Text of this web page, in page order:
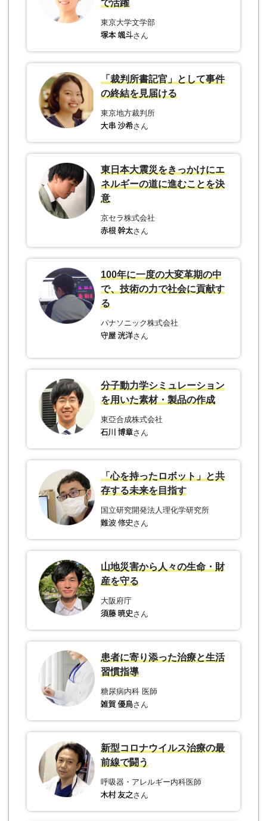
で活躍
東京大学文学部
さん
「裁判所書記官」として事件
の終結を見届ける
東京地方裁判所
さん
東日本大震災をきっかけにエ
ネルギーの道に進むことを決
意
京セラ株式会社
さん
100年に一度の大変革期の中
で、技術の力で社会に貢献す
る
パナソニック株式会社
さん
分子動力学シミュレーション
を用いた素材・製品の作成
東亞合成株式会社
さん
「心を持ったロボット」と共
存する未来を目指す
国立研究開発法人理化学研究所
さん
山地災害から人々の生命・財
産を守る
大阪府庁
さん
患者に寄り添った治療と生活
習慣指導
糖尿病内科 医師
さん
新型コロナウイルス治療の最
前線で闘う
呼吸器・アレルギー内科医師
さん